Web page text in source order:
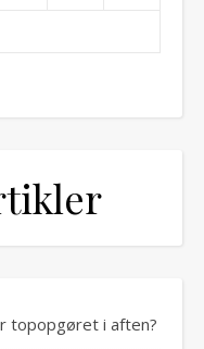
topopgøret i aften?